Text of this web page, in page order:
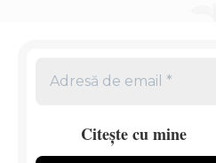
Citește cu mine